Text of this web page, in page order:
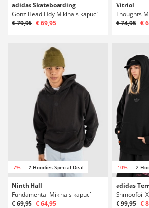
adidas Skateboarding
Gonz Head Hdy Mikina s kapucí
€ 79,95 € 69,95
Vitriol
Thoughts
€ 74,95 €
-7% 2 Hoodies Special Deal
Ninth Hall
Fundamental Mikina s kapucí
€ 69,95 € 64,95
-10% 2
adidas
Shmoofoil
€ 99,95 €